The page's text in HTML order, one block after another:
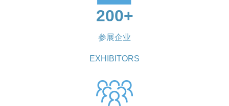
200+
参展企业
EXHIBITORS